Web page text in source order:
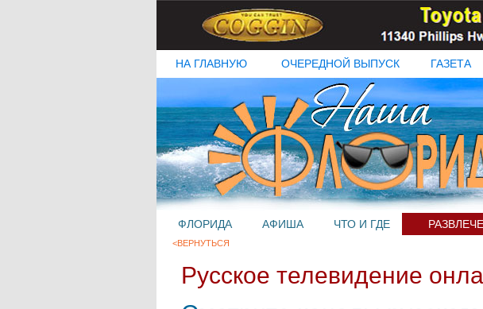
НА ГЛАВНУЮ ОЧЕРЕДНОЙ ВЫПУСК ГАЗЕТА
ФЛОРИДА АФИША ЧТО И ГДЕ
<ВЕРНУТЬСЯ
Русское телевидение